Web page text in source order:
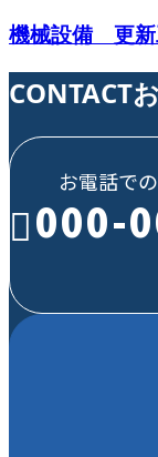
機械設備 更新
CONTACT
お電話で
000-